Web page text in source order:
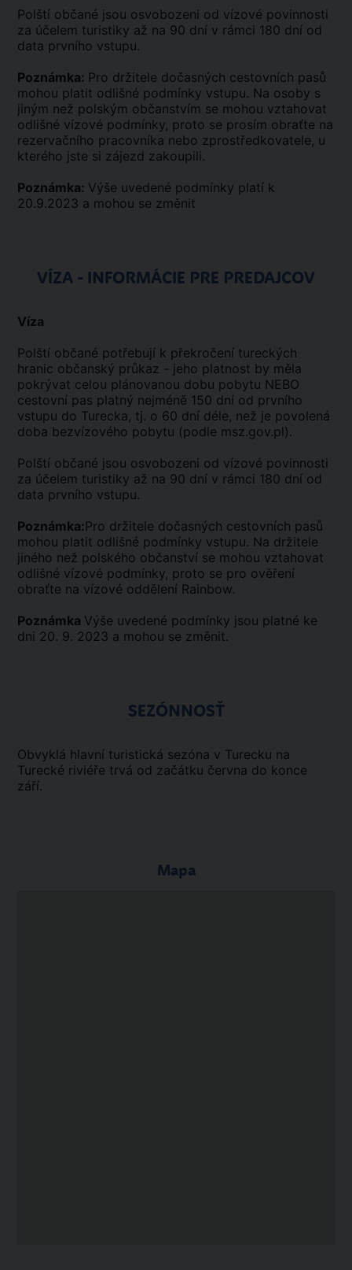
Polští občané jsou osvobozeni od vízové povinnosti
za účelem turistiky až na 90 dní v rámci 180 dní od
data prvního vstupu.
Poznámka: Pro držitele dočasných cestovních pasů
mohou platit odlišné podmínky vstupu. Na osoby s
jiným než polským občanstvím se mohou vztahovat
odlišné vízové podmínky, proto se prosím obraťte na
rezervačního pracovníka nebo zprostředkovatele, u
kterého jste si zájezd zakoupili.
Poznámka: Výše uvedené podmínky platí k
20.9.2023 a mohou se změnit
VÍZA - INFORMÁCIE PRE PREDAJCOV
Víza
Polští občané potřebují k překročení tureckých
hranic občanský průkaz - jeho platnost by měla
pokrývat celou plánovanou dobu pobytu NEBO
cestovní pas platný nejméně 150 dní od prvního
vstupu do Turecka, tj. o 60 dní déle, než je povolená
doba bezvízového pobytu (podle msz.gov.pl).
Polští občané jsou osvobozeni od vízové povinnosti
za účelem turistiky až na 90 dní v rámci 180 dní od
data prvního vstupu.
Poznámka: Pro držitele dočasných cestovních pasů
mohou platit odlišné podmínky vstupu. Na držitele
jiného než polského občanství se mohou vztahovat
odlišné vízové podmínky, proto se pro ověření
obraťte na vízové oddělení Rainbow.
Poznámka Výše uvedené podmínky jsou platné ke
dni 20. 9. 2023 a mohou se změnit.
SEZÓNNOSŤ
Obvyklá hlavní turistická sezóna v Turecku na
Turecké riviéře trvá od začátku června do konce
září.
Mapa